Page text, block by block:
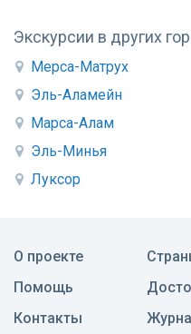
Экскурсии в других
Мерса-Матрух
Эль-Аламейн
Марса-Алам
Эль-Минья
Луксор
О проекте
Помощь
Контакты